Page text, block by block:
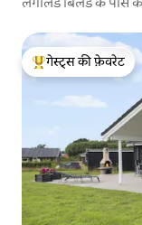
गेस्ट्स का टॉप फ़ेवरेट
गेस्ट्स की फ़ेवरेट